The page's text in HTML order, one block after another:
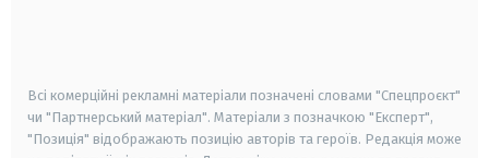
Всі комерційні рекламні матеріали позначені словами "Спецпроєкт"
чи "Партнерський матеріал". Матеріали з позначкою "Експерт",
"Позиція" відображають позицію авторів та героїв. Редакція може